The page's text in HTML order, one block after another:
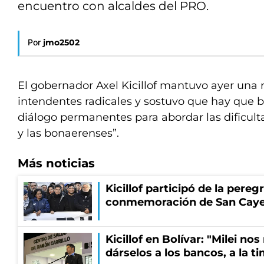
encuentro con alcaldes del PRO.
Por jmo2502
El gobernador Axel Kicillof mantuvo ayer una
intendentes radicales y sostuvo que hay que
diálogo permanentes para abordar las
y las bonaerenses”.
Más noticias
Kicillof participó de la
conmemoración de San
Kicillof en Bolívar: "Milei
dárselos a los bancos, a la